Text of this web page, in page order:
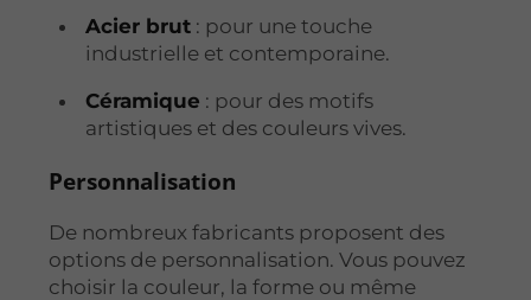
Acier brut: pour une touche
industrielle et contemporaine.
Céramique : pour des motifs
artistiques et des couleurs vives.
Personnalisation
De nombreux fabricants proposent des
options de personnalisation. Vous pouvez
choisir la couleur, la forme ou même